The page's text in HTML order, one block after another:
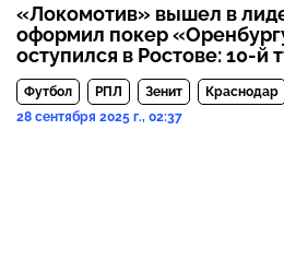
«Локомотив» вышел в
оформил покер
оступился в Ростове: 10-й
Футбол РПЛ Зенит Краснодар
28 сентября 2025 г., 02:37